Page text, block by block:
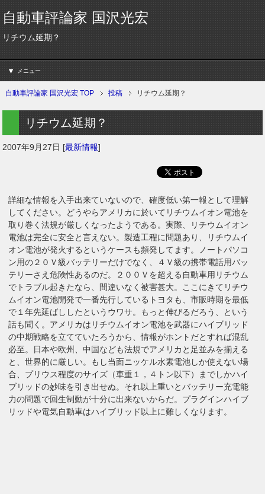
自動車評論家 国沢光宏
リチウム延期？
メニュー
自動車評論家 国沢光宏 TOP 投稿 リチウム延期？
リチウム延期？
2007年9月27日 [最新情報]
詳細な情報を入手出来ていないので、確度低い第一報として理解
してください。どうやらアメリカに於いてリチウムイオン電池を
取り巻く法規が厳しくなったようである。実際、リチウムイオン
電池は完全に安全と言えない。製造工程に問題あり、リチウムイ
オン電池が発火するというケースも頻発してます。ノートパソコ
ン用の２０Ｖ級バッテリーだけでなく、４Ｖ級の携帯電話用バッ
テリーさえ危険性あるのだ。２００Ｖを超える自動車用リチウム
でトラブル起きたなら、間違いなく被害甚大。ここにきてリチウ
ムイオン電池開発で一番先行しているトヨタも、市販時期を最低
で１年先延ばししたというウワサ。もっと伸びるだろう、という
話も聞く。アメリカはリチウムイオン電池を武器にハイブリッド
の中期戦略を立てていたろうから、情報がホントだとすれば混乱
必至。日本や欧州、中国なども法規でアメリカと足並みを揃える
と、世界的に厳しい。もし当面ニッケル水素電池しか使えない場
合、プリウス程度のサイズ（車重１，４トン以下）までしかハイ
ブリッドの妙味を引き出せぬ。それ以上重いとバッテリー充電能
力の問題で回生制動が十分に出来ないからだ。プラグインハイブ
リッドや電気自動車はハイブリッド以上に難しくなります。